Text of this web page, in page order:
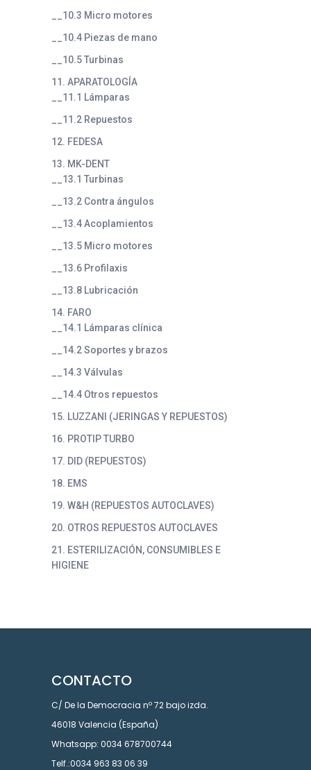
__10.3 Micro motores
__10.4 Piezas de mano
__10.5 Turbinas
11. APARATOLOGÍA
__11.1 Lámparas
__11.2 Repuestos
12. FEDESA
13. MK-DENT
__13.1 Turbinas
__13.2 Contra ángulos
__13.4 Acoplamientos
__13.5 Micro motores
__13.6 Profilaxis
__13.8 Lubricación
14. FARO
__14.1 Lámparas clínica
__14.2 Soportes y brazos
__14.3 Válvulas
__14.4 Otros repuestos
15. LUZZANI (JERINGAS Y REPUESTOS)
16. PROTIP TURBO
17. DID (REPUESTOS)
18. EMS
19. W&H (REPUESTOS AUTOCLAVES)
20. OTROS REPUESTOS AUTOCLAVES
21. ESTERILIZACIÓN, CONSUMIBLES E
HIGIENE
CONTACTO
C/ De la Democracia nº 72 bajo izda.
46018 Valencia (España)
Whatsapp: 0034 678700744
Telf.:0034 963 83 06 39